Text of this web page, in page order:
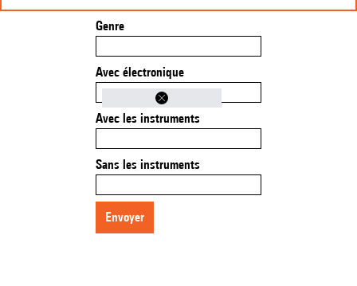
Genre
Avec électronique
Avec les instruments
Sans les instruments
envoyer